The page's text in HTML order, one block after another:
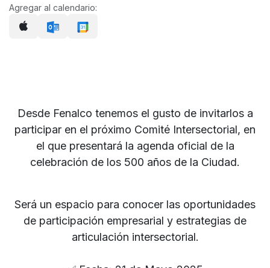
Agregar al calendario:
Desde Fenalco tenemos el gusto de invitarlos a
participar en el próximo Comité Intersectorial, en
el que presentará la agenda oficial de la
celebración de los 500 años de la Ciudad.
Será un espacio para conocer las oportunidades
de participación empresarial y estrategias de
articulación intersectorial.